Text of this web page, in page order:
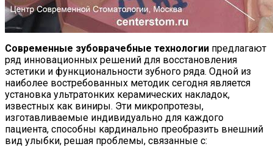
Современные зубоврачебные технологии предлагают
ряд инновационных решений для восстановления
эстетики и функциональности зубного ряда. Одной из
наиболее востребованных методик сегодня является
установка ультратонких керамических накладок,
известных как виниры. Эти микропротезы,
изготавливаемые индивидуально для каждого
пациента, способны кардинально преобразить внешний
вид улыбки, решая проблемы, связанные с: